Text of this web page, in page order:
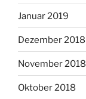
Januar 2019
Dezember 2018
November 2018
Oktober 2018